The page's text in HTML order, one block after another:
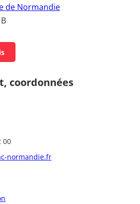
de Normandie
coordonnées
00
normandie.fr